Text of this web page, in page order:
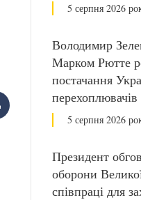
5 серпня 2026
Володимир
Марком Рютте
постачання
перехоплювачів
5 серпня 2026
Президент
оборони
співпраці для